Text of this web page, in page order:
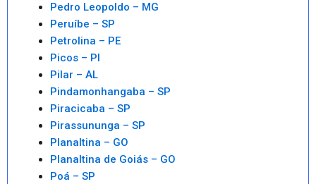
Pedro Leopoldo – MG
Peruíbe – SP
Petrolina – PE
Picos – PI
Pilar – AL
Pindamonhangaba – SP
Piracicaba – SP
Pirassununga – SP
Planaltina – GO
Planaltina de Goiás – GO
Poá – SP